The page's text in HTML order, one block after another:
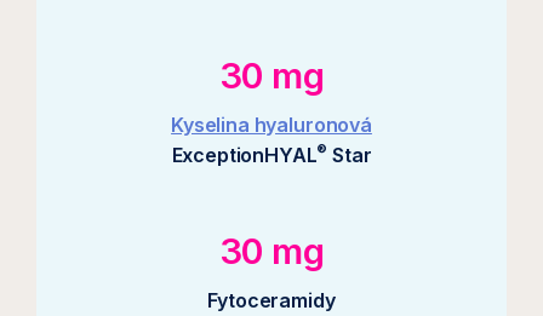
30 mg
Kyselina hyaluronová
ExceptionHYAL® Star
30 mg
Fytoceramidy